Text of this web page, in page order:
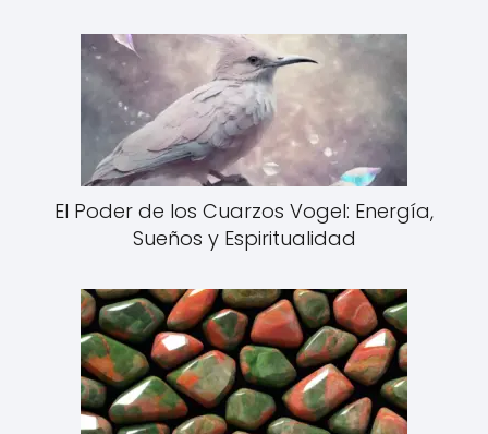
El Poder de los Cuarzos Vogel: Energía,
Sueños y Espiritualidad